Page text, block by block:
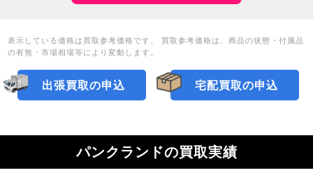
表示している価格は買取参考価格です。 買取参考価格は、商品の状態・付属品
の有無・市場相場等により変動します。
出張買取の申込 宅配買取の申込
パンクランドの買取実績